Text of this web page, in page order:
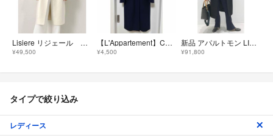
Lisiere リジェール アパルトモン チェスターコート
¥49,500
【L'Appartement】CHINOHチノ チェスターロングコート ネイビー
¥4,500
新品 アパルトモン LISIERE OVERSIZE CHESTER COAT
¥91,800
タイプで絞り込み
レディース